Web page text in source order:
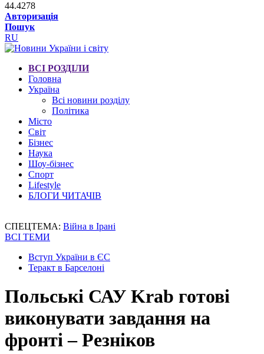
44.4278
Авторизація
Пошук
RU
ВСІ РОЗДІЛИ
Головна
Україна
Всі новини розділу
Політика
Місто
Світ
Бізнес
Наука
Шоу-бізнес
Спорт
Lifestyle
БЛОГИ ЧИТАЧІВ
СПЕЦТЕМА: Війна в Ірані
ВСІ ТЕМИ
Вступ України в ЄС
Теракт в Барселоні
Польські САУ Krab готові
виконувати завдання на
фронті – Резніков